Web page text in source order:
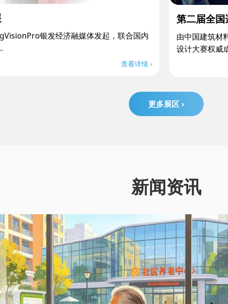
银发经济融媒体发起，联合国内
查看详情 ›
第二届全
由中国建筑材
设计大赛权威
更多展区 ›
新闻资讯